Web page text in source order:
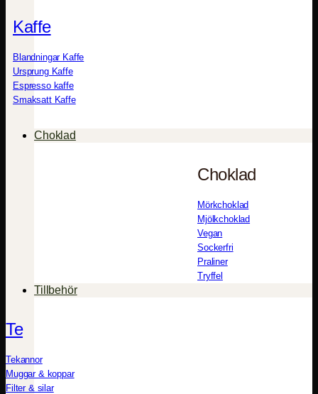
Kaffe
Blandningar Kaffe
Ursprung Kaffe
Espresso kaffe
Smaksatt Kaffe
Choklad
Choklad
Mörkchoklad
Mjölkchoklad
Vegan
Sockerfri
Praliner
Tryffel
Tillbehör
Te
Tekannor
Muggar & koppar
Filter & silar